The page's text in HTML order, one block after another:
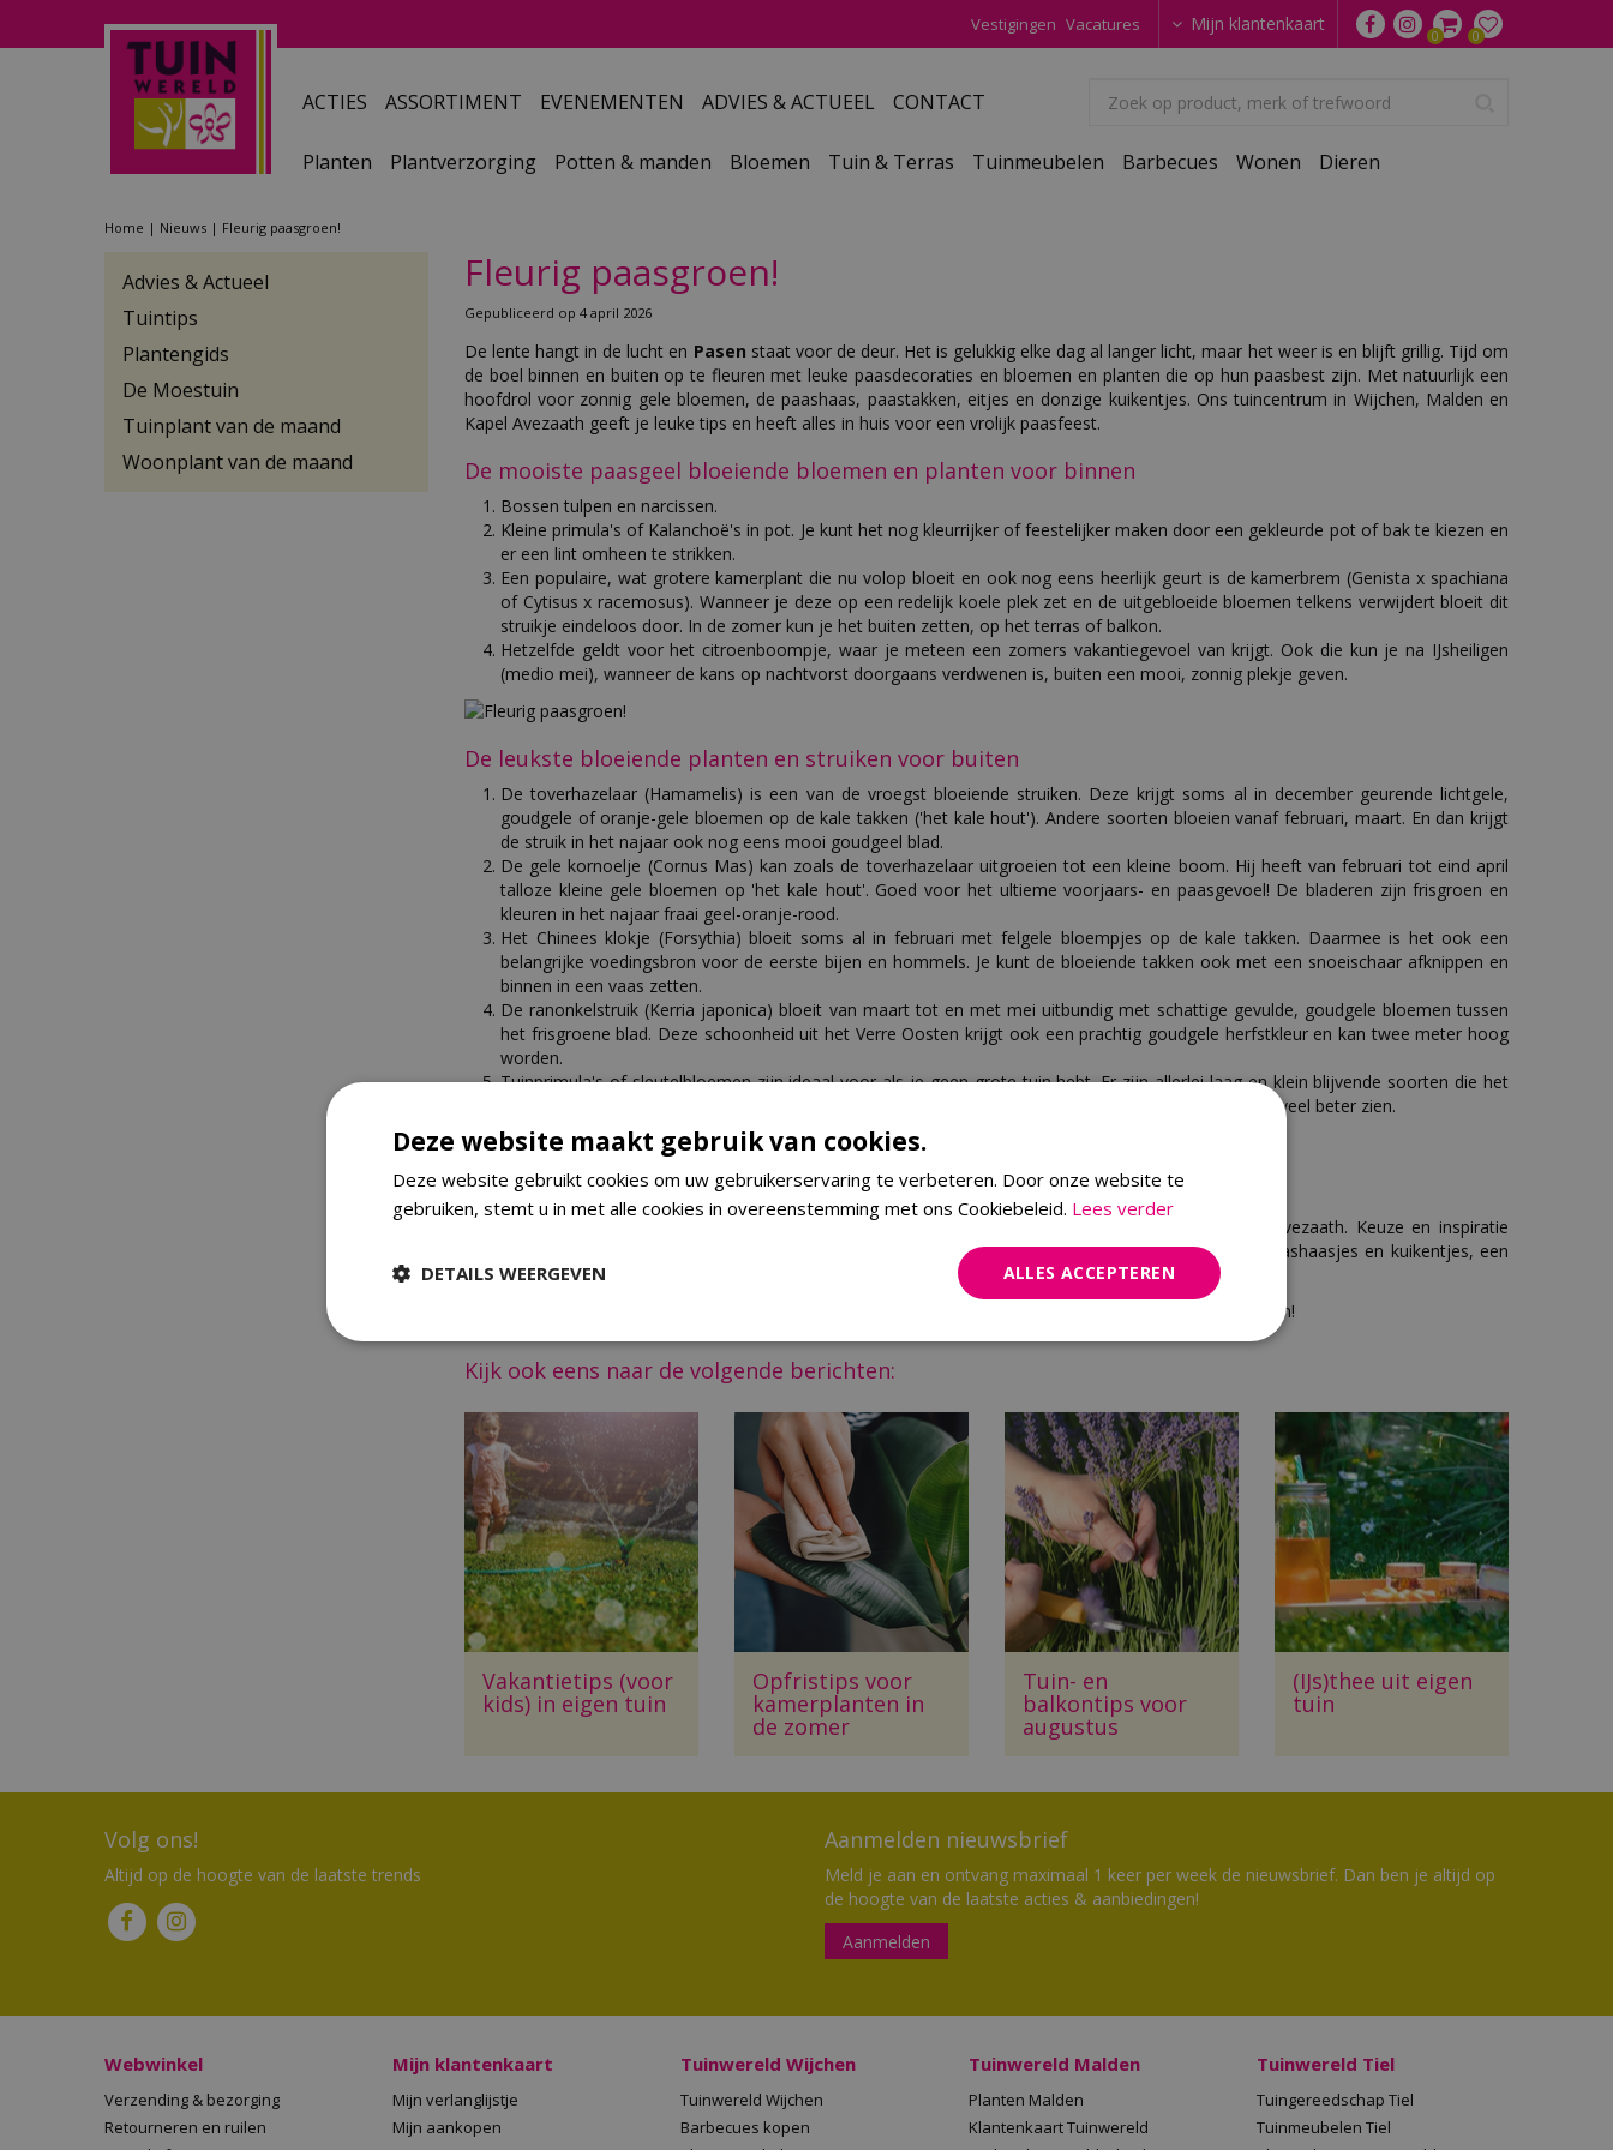
Home Nieuws Fleurig paasgroen!
Vestigingen Vacatures Mijn klantenkaart
ACTIES ASSORTIMENT EVENEMENTEN ADVIES & ACTUEEL CONTACT
Planten Plantverzorging Potten & manden Bloemen Tuin & Terras Tuinmeubelen Barbecues Wonen Dieren
Fleurig paasgroen!
Gepubliceerd op 4 april 2026
De lente hangt in de lucht en Pasen staat voor de deur. Het is gelukkig elke dag al langer licht, maar het weer is en blijft grillig. Tijd om
de boel binnen en buiten op te fleuren met leuke paasdecoraties en bloemen en planten die op hun paasbest zijn. Met natuurlijk een
hoofdrol voor zonnig gele bloemen, de paashaas, paastakken, eitjes en donzige kuikentjes. Ons tuincentrum in Wijchen, Malden en
Kapel Avezaath geeft je leuke tips en heeft alles in huis voor een vrolijk paasfeest.
De mooiste paasgeel bloeiende bloemen en planten voor binnen
Bossen tulpen en narcissen.
Kleine primula's of Kalanchoë's in pot. Je kunt het nog kleurrijker of feestelijker maken door een gekleurde pot of bak te kiezen en
er een lint omheen te strikken.
Een populaire, wat grotere kamerplant die nu volop bloeit en ook nog eens heerlijk geurt is de kamerbrem (Genista x spachiana
of Cytisus x racemosus). Wanneer je deze op een redelijk koele plek zet en de uitgebloeide bloemen telkens verwijdert bloeit dit
struikje eindeloos door. In de zomer kun je het buiten zetten, op het terras of balkon.
Hetzelfde geldt voor het citroenboompje, waar je meteen een zomers vakantiegevoel van krijgt. Ook die kun je na IJsheiligen
(medio mei), wanneer de kans op nachtvorst doorgaans verdwenen is, buiten een mooi, zonnig plekje geven.
De leukste bloeiende planten en struiken voor buiten
De toverhazelaar (Hamamelis) is een van de vroegst bloeiende struiken. Deze krijgt soms al in december geurende lichtgele,
goudgele of oranje-gele bloemen op de kale takken ('het kale hout'). Andere soorten bloeien vanaf februari, maart. En dan krijgt
de struik in het najaar ook nog eens mooi goudgeel blad.
De gele kornoelje (Cornus Mas) kan zoals de toverhazelaar uitgroeien tot een kleine boom. Hij heeft van februari tot eind april
talloze kleine gele bloemen op 'het kale hout'. Goed voor het ultieme voorjaars- en paasgevoel! De bladeren zijn frisgroen en
kleuren in het najaar fraai geel-oranje-rood.
Het Chinees klokje (Forsythia) bloeit soms al in februari met felgele bloempjes op de kale takken. Daarmee is het ook een
belangrijke voedingsbron voor de eerste bijen en hommels. Je kunt de bloeiende takken ook met een snoeischaar afknippen en
binnen in een vaas zetten.
De ranonkelstruik (Kerria japonica) bloeit van maart tot en met mei uitbundig met schattige gevulde, goudgele bloemen tussen
het frisgroene blad. Deze schoonheid uit het Verre Oosten krijgt ook een prachtig goudgele herfstkleur en kan twee meter hoog
worden.
Tuinprimula's of sleutelbloemen zijn ideaal voor als je geen grote tuin hebt. Er zijn allerlei laag en klein blijvende soorten die het
prima doen in een pot of bak op het terras of balkon. Bovendien kun je hun fragiele bloemetjes dan veel beter zien.
Feestelijke paasdecoraties
Je kunt ze zelf maken en/of kant-en-klaar inslaan in ons tuincentrum in Wijchen, Malden en Kapel Avezaath. Keuze en inspiratie
genoeg! Of het nu gaat om versierde paastakken, schalen of manden met kleurige eieren, veertjes, paashaasjes en kuikentjes, een
paaskrans, lege eierschaaltjes gevuld met tuinkers of een paar blauwe druifjes erin... Leef je uit!
Namens het hele team van ons tuincentrum in Wijchen, Malden en Kapel Avezaath: vrolijk en fleurig Pasen!
Kijk ook eens naar de volgende berichten:
Vakantietips (voor
kids) in eigen tuin
Opfristips voor
kamerplanten in
de zomer
Tuin- en
balkontips voor
augustus
(IJs)thee uit eigen
tuin
Advies & Actueel
Tuintips
Plantengids
De Moestuin
Tuinplant van de maand
Woonplant van de maand
Volg ons!
Altijd op de hoogte van de laatste trends
Aanmelden nieuwsbrief
Meld je aan en ontvang maximaal 1 keer per week de nieuwsbrief. Dan ben je altijd op
de hoogte van de laatste acties & aanbiedingen!
Aanmelden
Webwinkel
Verzending & bezorging
Retourneren en ruilen
Mijn klantenkaart
Mijn verlanglijstje
Mijn aankopen
Tuinwereld Wijchen
Tuinwereld Wijchen
Barbecues kopen
Tuinwereld Malden
Planten Malden
Klantenkaart Tuinwereld
Tuinwereld Tiel
Tuingereedschap Tiel
Tuinmeubelen Tiel
Deze website maakt gebruik van cookies.
Deze website gebruikt cookies om uw gebruikerservaring te verbeteren. Door onze website te
gebruiken, stemt u in met alle cookies in overeenstemming met ons Cookiebeleid. Lees verder
ALLES ACCEPTEREN
DETAILS WEERGEVEN